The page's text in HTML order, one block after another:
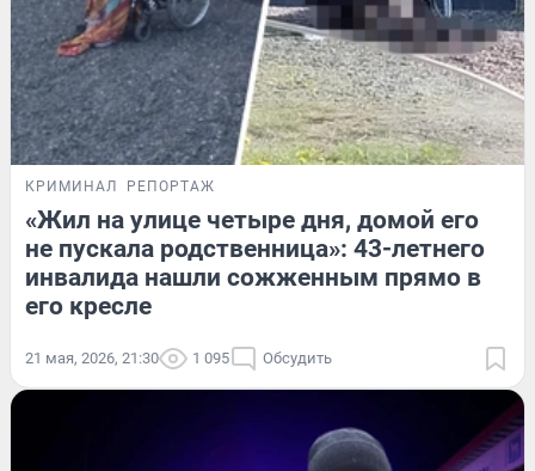
КРИМИНАЛ РЕПОРТАЖ
«Жил на улице четыре дня, домой его
не пускала родственница»: 43-летнего
инвалида нашли сожженным прямо в
его кресле
21 мая, 2026, 21:30 1 095 Обсудить